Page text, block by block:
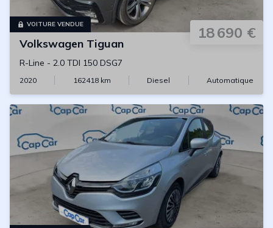
VOITURE VENDUE 18 690 €
Volkswagen Tiguan
R-Line - 2.0 TDI 150 DSG7
2020 162418km Diesel Automatique